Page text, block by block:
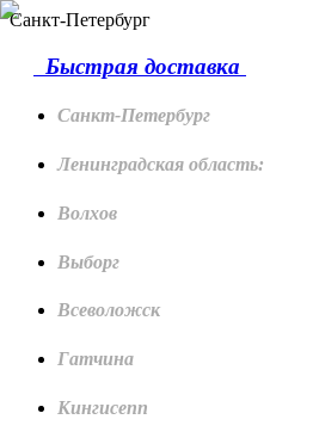
Санкт-Петербург
Быстрая доставка
Санкт-Петербург
Ленинградская область:
Волхов
Выборг
Всеволожск
Гатчина
Кингисепп